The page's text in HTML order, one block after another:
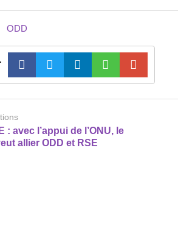
ODD
: avec l’appui de l’ONU, le
allier ODD et RSE